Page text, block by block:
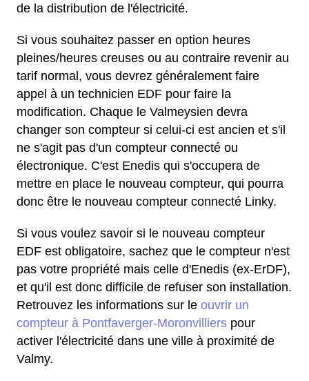
de la distribution de l'électricité.
Si vous souhaitez passer en option heures
pleines/heures creuses ou au contraire revenir au
tarif normal, vous devrez généralement faire
appel à un technicien EDF pour faire la
modification. Chaque le Valmeysien devra
changer son compteur si celui-ci est ancien et s'il
ne s'agit pas d'un compteur connecté ou
électronique. C'est Enedis qui s'occupera de
mettre en place le nouveau compteur, qui pourra
donc être le nouveau compteur connecté Linky.
Si vous voulez savoir si le nouveau compteur
EDF est obligatoire, sachez que le compteur n'est
pas votre propriété mais celle d'Enedis (ex-ErDF),
et qu'il est donc difficile de refuser son installation.
Retrouvez les informations sur le ouvrir un
compteur à Pontfaverger-Moronvilliers pour
activer l'électricité dans une ville à proximité de
Valmy.